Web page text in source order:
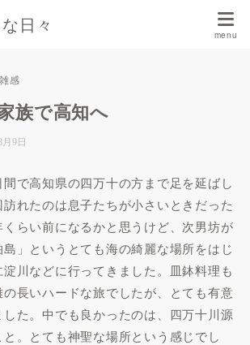
日々
感
族で高知へ
月9日
で高知県の四万十の方まで足を延ばし
れたのは息子たちが小さいときだった
らい前になるかと思うけど、次男坊が
」というとても海の綺麗な場所をはじ
川などに行ってきました。皿鉢料理も
長いハードな旅でしたが、とても有意
た。中でも良かったのは、四万十川源
。とても神聖な場所という感じでし